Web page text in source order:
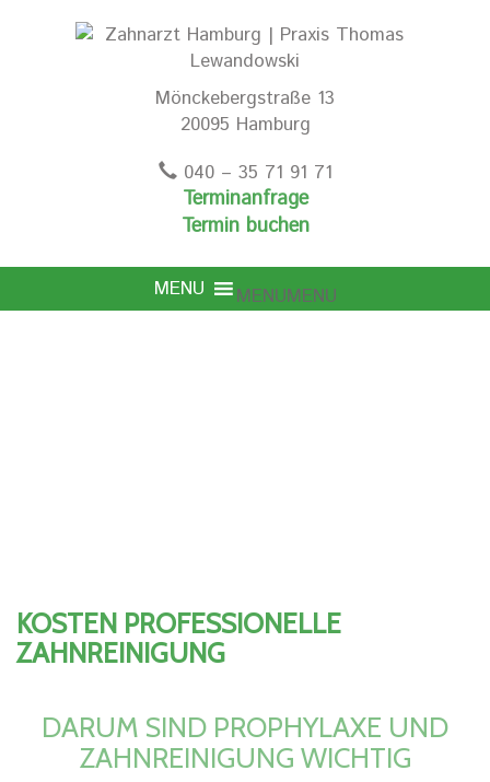
Mönckebergstraße 13
20095 Hamburg
040 – 35 71 91 71
Terminanfrage
Termin buchen
MENUMENU
KOSTEN PROFESSIONELLE
ZAHNREINIGUNG
DARUM SIND PROPHYLAXE UND
ZAHNREINIGUNG WICHTIG